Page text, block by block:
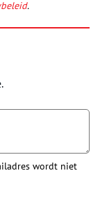
.
wordt niet